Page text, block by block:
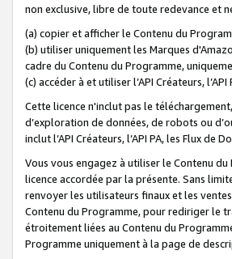
non exclusive, libre de toute redevance et
(a) copier et afficher le Contenu du
(b) utiliser uniquement les Marques
cadre du Contenu du Programme,
(c) accéder à et utiliser l’API Créateurs,
Cette licence n'inclut pas le
d’exploration de données, de robots ou
inclut l’API Créateurs, l’API PA, les Flux de
Vous vous engagez à utiliser le Contenu
licence accordée par la présente. Sans
renvoyer les utilisateurs finaux et les
Contenu du Programme, pour rediriger le
étroitement liées au Contenu du
Programme uniquement à la page de